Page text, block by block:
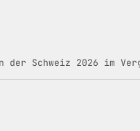
der Schweiz 2026 im